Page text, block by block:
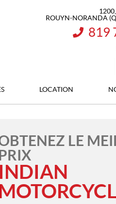
ROUYN-NORANDA
819
LOCATION
LE
INDIAN